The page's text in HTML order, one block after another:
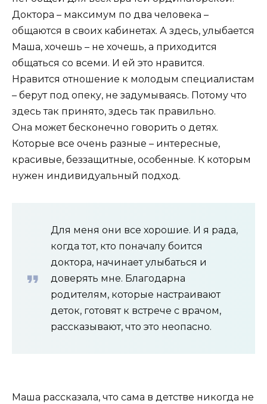
Доктора – максимум по два человека –
общаются в своих кабинетах. А здесь, улыбается
Маша, хочешь – не хочешь, а приходится
общаться со всеми. И ей это нравится.
Нравится отношение к молодым специалистам
– берут под опеку, не задумываясь. Потому что
здесь так принято, здесь так правильно.
Она может бесконечно говорить о детях.
Которые все очень разные – интересные,
красивые, беззащитные, особенные. К которым
нужен индивидуальный подход.
Для меня они все хорошие. И я рада,
когда тот, кто поначалу боится
доктора, начинает улыбаться и
доверять мне. Благодарна
родителям, которые настраивают
деток, готовят к встрече с врачом,
рассказывают, что это неопасно.
Маша рассказала, что сама в детстве никогда не